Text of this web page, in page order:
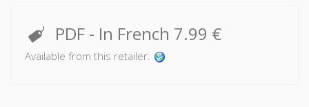
PDF - In French 7.99 €
Available from this retailer: